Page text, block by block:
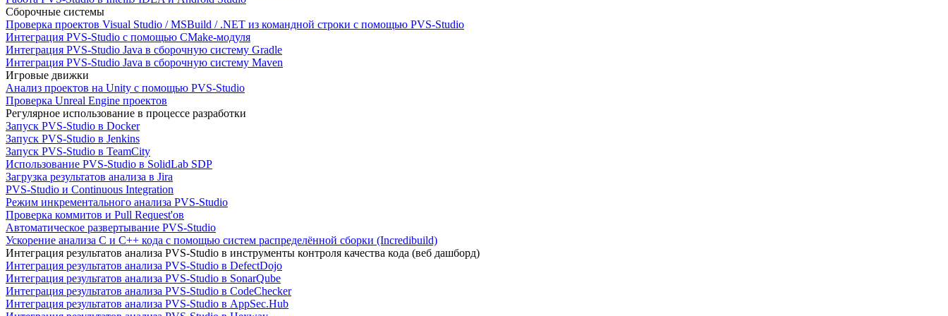
Сборочные системы
Проверка проектов Visual Studio / MSBuild / .NET из командной строки с помощью PVS-Studio
Интеграция PVS-Studio с помощью CMake-модуля
Интеграция PVS-Studio Java в сборочную систему Gradle
Интеграция PVS-Studio Java в сборочную систему Maven
Игровые движки
Анализ проектов на Unity с помощью PVS-Studio
Проверка Unreal Engine проектов
Регулярное использование в процессе разработки
Запуск PVS-Studio в Docker
Запуск PVS-Studio в Jenkins
Запуск PVS-Studio в TeamCity
Использование PVS-Studio в SolidLab SDP
Загрузка результатов анализа в Jira
PVS-Studio и Continuous Integration
Режим инкрементального анализа PVS-Studio
Проверка коммитов и Pull Request'ов
Автоматическое развертывание PVS-Studio
Ускорение анализа C и C++ кода с помощью систем распределённой сборки (Incredibuild)
Интеграция результатов анализа PVS-Studio в инструменты контроля качества кода (веб дашборд)
Интеграция результатов анализа PVS-Studio в DefectDojo
Интеграция результатов анализа PVS-Studio в SonarQube
Интеграция результатов анализа PVS-Studio в CodeChecker
Интеграция результатов анализа PVS-Studio в AppSec.Hub